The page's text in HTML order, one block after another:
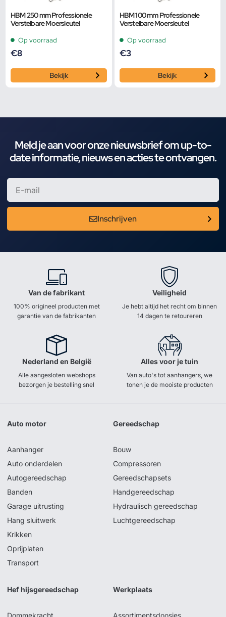
HBM 250 mm Professionele
Verstelbare Moersleutel
Op voorraad
€8
Bekijk
HBM 100 mm Professionele
Verstelbare Moersleutel
Op voorraad
€3
Bekijk
Meld je aan voor onze nieuwsbrief om up-to-
date informatie, nieuws en acties te ontvangen.
Inschrijven
Van de fabrikant
100% origineel producten met
garantie van de fabrikanten
Veiligheid
Je hebt altijd het recht om binnen
14 dagen te retoureren
Nederland en België
Alle aangesloten webshops
bezorgen je bestelling snel
Alles voor je tuin
Van auto's tot aanhangers, we
tonen je de mooiste producten
Auto motor
Aanhanger
Auto onderdelen
Autogereedschap
Banden
Garage uitrusting
Hang sluitwerk
Krikken
Oprijplaten
Transport
Gereedschap
Bouw
Compressoren
Gereedschapsets
Handgereedschap
Hydraulisch gereedschap
Luchtgereedschap
Hef hijsgereedschap Werkplaats